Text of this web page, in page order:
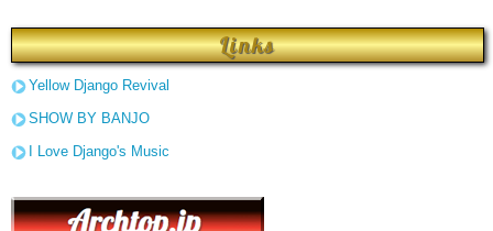
Links
Yellow Django Revival
SHOW BY BANJO
I Love Django's Music